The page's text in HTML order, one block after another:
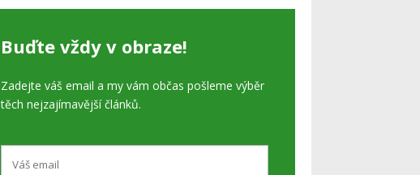
Buďte vždy v obraze!
Zadejte váš email a my vám občas pošleme výběr
těch nejzajímavější článků.